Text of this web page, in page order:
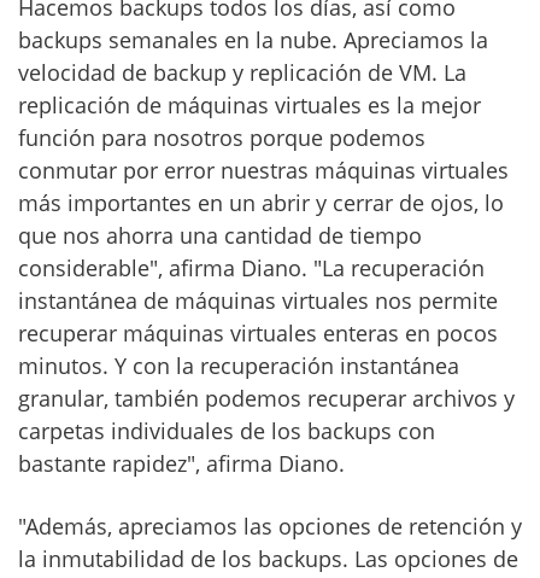
Hacemos backups todos los días, así como
backups semanales en la nube. Apreciamos la
velocidad de backup y replicación de VM. La
replicación de máquinas virtuales es la mejor
función para nosotros porque podemos
conmutar por error nuestras máquinas virtuales
más importantes en un abrir y cerrar de ojos, lo
que nos ahorra una cantidad de tiempo
considerable", afirma Diano. "La recuperación
instantánea de máquinas virtuales nos permite
recuperar máquinas virtuales enteras en pocos
minutos. Y con la recuperación instantánea
granular, también podemos recuperar archivos y
carpetas individuales de los backups con
bastante rapidez", afirma Diano.
"Además, apreciamos las opciones de retención y
la inmutabilidad de los backups. Las opciones de